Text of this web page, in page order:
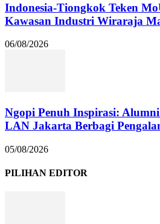
Indonesia-Tiongkok Teken
Kawasan Industri Wiraraja
06/08/2026
Ngopi Penuh Inspirasi:
LAN Jakarta Berbagi
05/08/2026
PILIHAN EDITOR